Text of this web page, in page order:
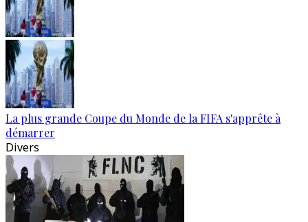
La plus grande Coupe du Monde de la FIFA s'apprête à
démarrer
Divers